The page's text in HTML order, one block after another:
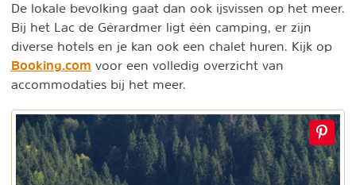
De lokale bevolking gaat dan ook ijsvissen op het meer.
Bij het Lac de Gérardmer ligt één camping, er zijn
diverse hotels en je kan ook een chalet huren. Kijk op
Booking.com voor een volledig overzicht van
accommodaties bij het meer.